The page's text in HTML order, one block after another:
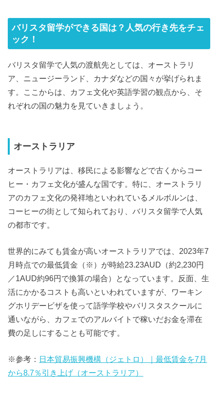
バリスタ留学ができる国は？人気の行き先をチェ
ック！
バリスタ留学で人気の渡航先としては、オーストラリ
ア、ニュージーランド、カナダなどの国々が挙げられま
す。ここからは、カフェ文化や英語学習の観点から、そ
れぞれの国の魅力を見ていきましょう。
オーストラリア
オーストラリアは、移民による影響などで古くからコー
ヒー・カフェ文化が盛んな国です。特に、オーストラリ
アのカフェ文化の発祥地といわれているメルボルンは、
コーヒーの街として知られており、バリスタ留学で人気
の都市です。
世界的にみても賃金が高いオーストラリアでは、2023年7
月時点での最低賃金（※）が時給23.23AUD（約2,230円
／1AUD約96円で換算の場合）となっています。反面、生
活にかかるコストも高いといわれていますが、ワーキン
グホリデービザを使って語学学校やバリスタスクールに
通いながら、カフェでのアルバイトで稼いだお金を滞在
費の足しにすることも可能です。
※参考： 日本貿易振興機構（ジェトロ）｜最低賃金を7月
から8.7％引き上げ（オーストラリア）